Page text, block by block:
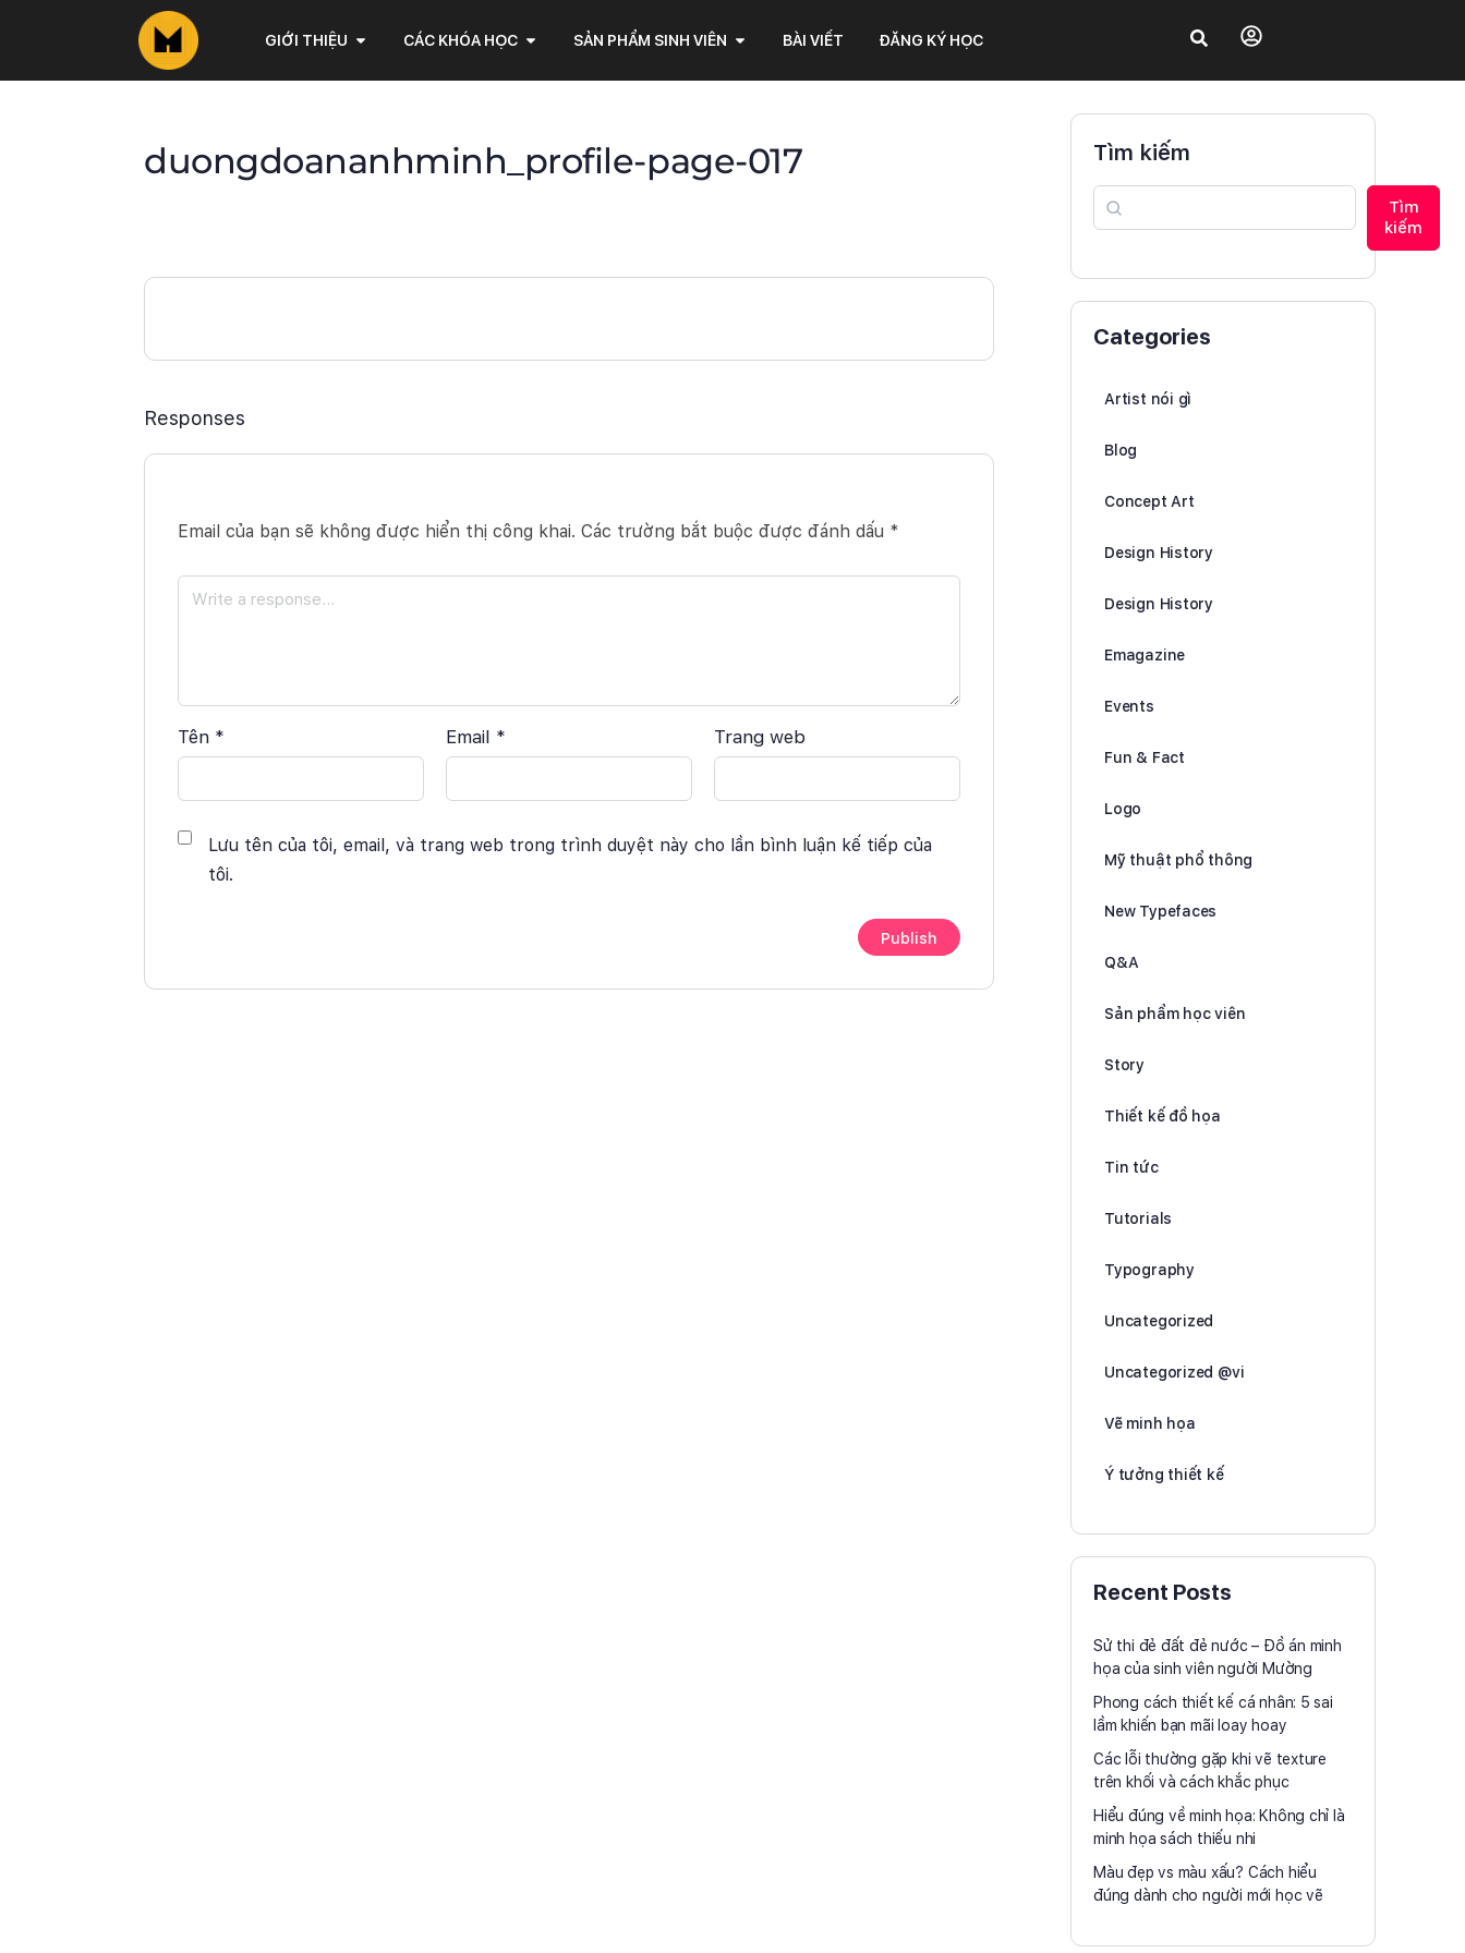
GIỚI THIỆU CÁC KHÓA HỌC SẢN PHẨM SINH VIÊN BÀI VIẾT ĐĂNG KÝ HỌC
duongdoananhminh_profile-page-017
Responses
Email của bạn sẽ không được hiển thị công khai. Các trường bắt buộc được đánh dấu *
Tên * Email * Trang web
Lưu tên của tôi, email, và trang web trong trình duyệt này cho lần bình luận kế tiếp của
tôi.
Tìm kiếm
Tìm
kiếm
Categories
Artist nói gì
Blog
Concept Art
Design History
Design History
Emagazine
Events
Fun & Fact
Logo
Mỹ thuật phổ thông
New Typefaces
Q&A
Sản phẩm học viên
Story
Thiết kế đồ họa
Tin tức
Tutorials
Typography
Uncategorized
Uncategorized @vi
Vẽ minh họa
Ý tưởng thiết kế
Recent Posts
Sử thi đẻ đất đẻ nước – Đồ án minh
họa của sinh viên người Mường
Phong cách thiết kế cá nhân: 5 sai
lầm khiến bạn mãi loay hoay
Các lỗi thường gặp khi vẽ texture
trên khối và cách khắc phục
Hiểu đúng về minh họa: Không chỉ là
minh họa sách thiếu nhi
Màu đẹp vs màu xấu? Cách hiểu
đúng dành cho người mới học vẽ